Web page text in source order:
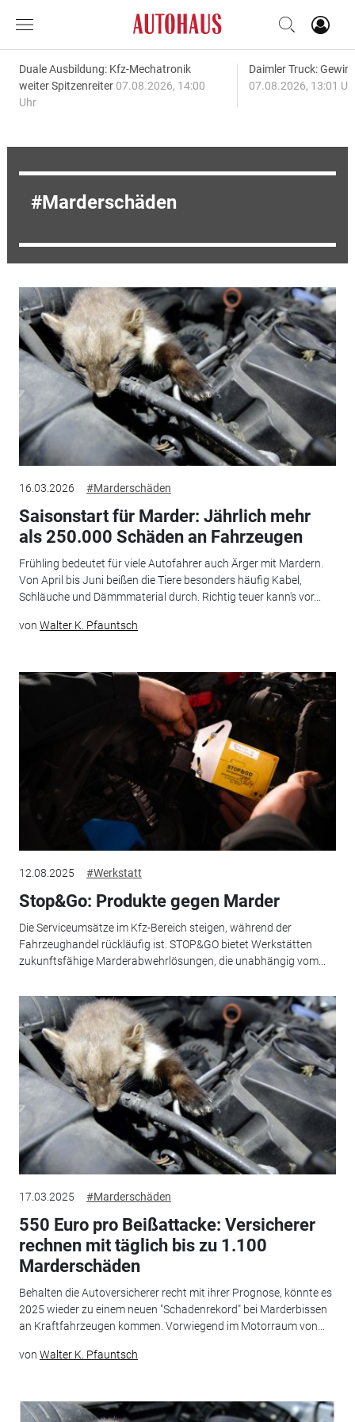
Duale Ausbildung: Kfz-Mechatronik
weiter Spitzenreiter 07.08.2026, 14:00
Uhr
Daimler Truck:
07.08.2026, 13:01
Marderschäden
16.03.2026 #Marderschäden
Saisonstart für Marder: Jährlich mehr
als 250.000 Schäden an Fahrzeugen
Frühling bedeutet für viele Autofahrer auch Ärger mit Mardern.
Von April bis Juni beißen die Tiere besonders häufig Kabel,
Schläuche und Dämmmaterial durch. Richtig teuer kann's vor...
von Walter K. Pfauntsch
12.08.2025 #Werkstatt
Stop&Go: Produkte gegen Marder
Die Serviceumsätze im Kfz-Bereich steigen, während der
Fahrzeughandel rückläufig ist. STOP&GO bietet Werkstätten
zukunftsfähige Marderabwehrlösungen, die unabhängig vom...
17.03.2025 #Marderschäden
550 Euro pro Beißattacke: Versicherer
rechnen mit täglich bis zu 1.100
Marderschäden
Behalten die Autoversicherer recht mit ihrer Prognose, könnte es
2025 wieder zu einem neuen "Schadenrekord" bei Marderbissen
an Kraftfahrzeugen kommen. Vorwiegend im Motorraum von...
von Walter K. Pfauntsch